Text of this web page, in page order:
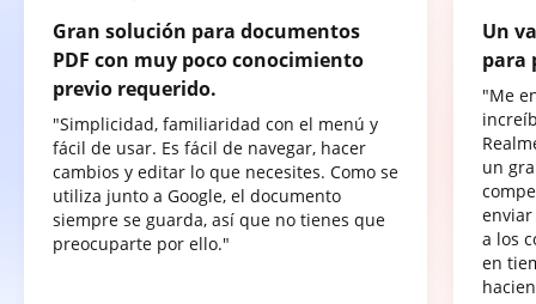
Gran solución para documentos
PDF con muy poco conocimiento
previo requerido.
"Simplicidad, familiaridad con el menú y
fácil de usar. Es fácil de navegar, hacer
cambios y editar lo que necesites. Como se
utiliza junto a Google, el documento
siempre se guarda, así que no tienes que
preocuparte por ello."
Un
para
"Me
un
a los
en